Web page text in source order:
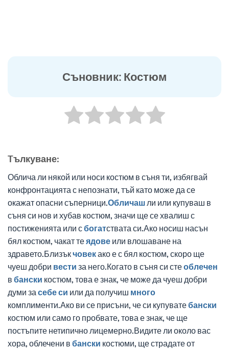
Съновник: Костюм
Tълкуване:
Облича ли някой или носи костюм в съня ти, избягвай
конфронтацията с непознати, тъй като може да се
окажат опасни съперници.Обличаш ли или купуваш в
съня си нов и хубав костюм, значи ще се хвалиш с
постиженията или сбогатствата си.Ако носиш насън
бял костюм, чакат теядове или влошаване на
здравето.Близъкчовекако е с бял костюм, скоро ще
чуеш добри вести за него.Когато в съня си стеоблечен
в бански костюм, това е знак, че може да чуеш добри
думи за себе си или да получиш много
комплименти.Ако ви се присъни, че си купуватебански
костюм или само го пробвате, това е знак, че ще
постъпите нетипично лицемерно.Видите ли около вас
хора, облечени в бански костюми, ще страдате от